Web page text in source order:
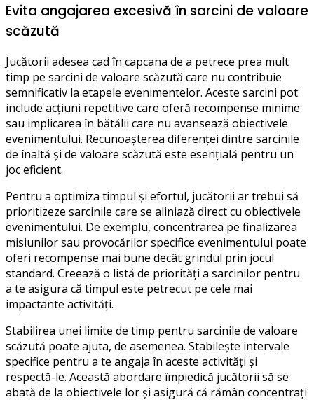
Evita angajarea excesivă în sarcini de valoare
scăzută
Jucătorii adesea cad în capcana de a petrece prea mult
timp pe sarcini de valoare scăzută care nu contribuie
semnificativ la etapele evenimentelor. Aceste sarcini pot
include acțiuni repetitive care oferă recompense minime
sau implicarea în bătălii care nu avansează obiectivele
evenimentului. Recunoașterea diferenței dintre sarcinile
de înaltă și de valoare scăzută este esențială pentru un
joc eficient.
Pentru a optimiza timpul și efortul, jucătorii ar trebui să
prioritizeze sarcinile care se aliniază direct cu obiectivele
evenimentului. De exemplu, concentrarea pe finalizarea
misiunilor sau provocărilor specifice evenimentului poate
oferi recompense mai bune decât grindul prin jocul
standard. Creează o listă de priorități a sarcinilor pentru
a te asigura că timpul este petrecut pe cele mai
impactante activități.
Stabilirea unei limite de timp pentru sarcinile de valoare
scăzută poate ajuta, de asemenea. Stabilește intervale
specifice pentru a te angaja în aceste activități și
respectă-le. Această abordare împiedică jucătorii să se
abată de la obiectivele lor și asigură că rămân concentrați